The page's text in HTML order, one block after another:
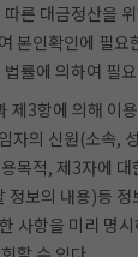
른 대금정산을
본인확인에 필요
률에 의하여 필
3항에 의해 이
자의 신원(소속,
목적, 제3자에
정보의 내용)등
사항을 미리 명